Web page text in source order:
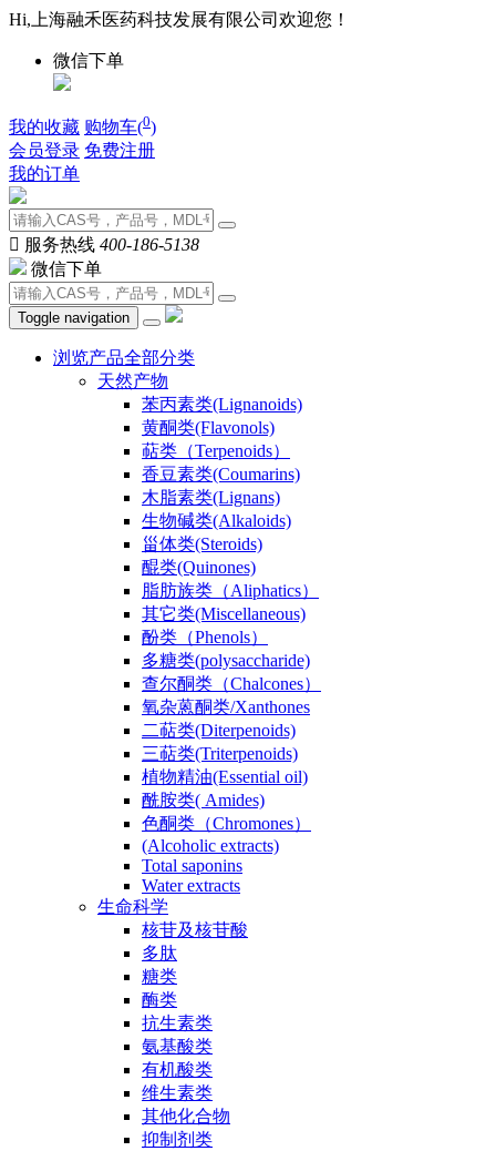
Hi,上海融禾医药科技发展有限公司欢迎您！
微信下单
我的收藏 购物车(0)
会员登录 免费注册
我的订单
 服务热线 400-186-5138
微信下单
Toggle navigation
浏览产品全部分类
天然产物
苯丙素类(Lignanoids)
黄酮类(Flavonols)
萜类（Terpenoids）
香豆素类(Coumarins)
木脂素类(Lignans)
生物碱类(Alkaloids)
甾体类(Steroids)
醌类(Quinones)
脂肪族类（Aliphatics）
其它类(Miscellaneous)
酚类（Phenols）
多糖类(polysaccharide)
查尔酮类（Chalcones）
氧杂蒽酮类/Xanthones
二萜类(Diterpenoids)
三萜类(Triterpenoids)
植物精油(Essential oil)
酰胺类( Amides)
色酮类（Chromones）
(Alcoholic extracts)
Total saponins
Water extracts
生命科学
核苷及核苷酸
多肽
糖类
酶类
抗生素类
氨基酸类
有机酸类
维生素类
其他化合物
抑制剂类